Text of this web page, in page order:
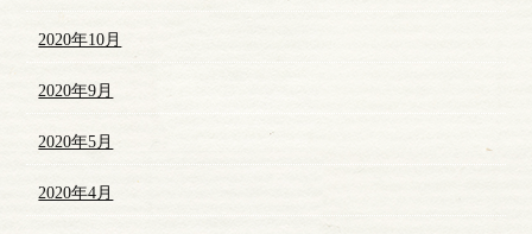
2020年10月
2020年9月
2020年5月
2020年4月